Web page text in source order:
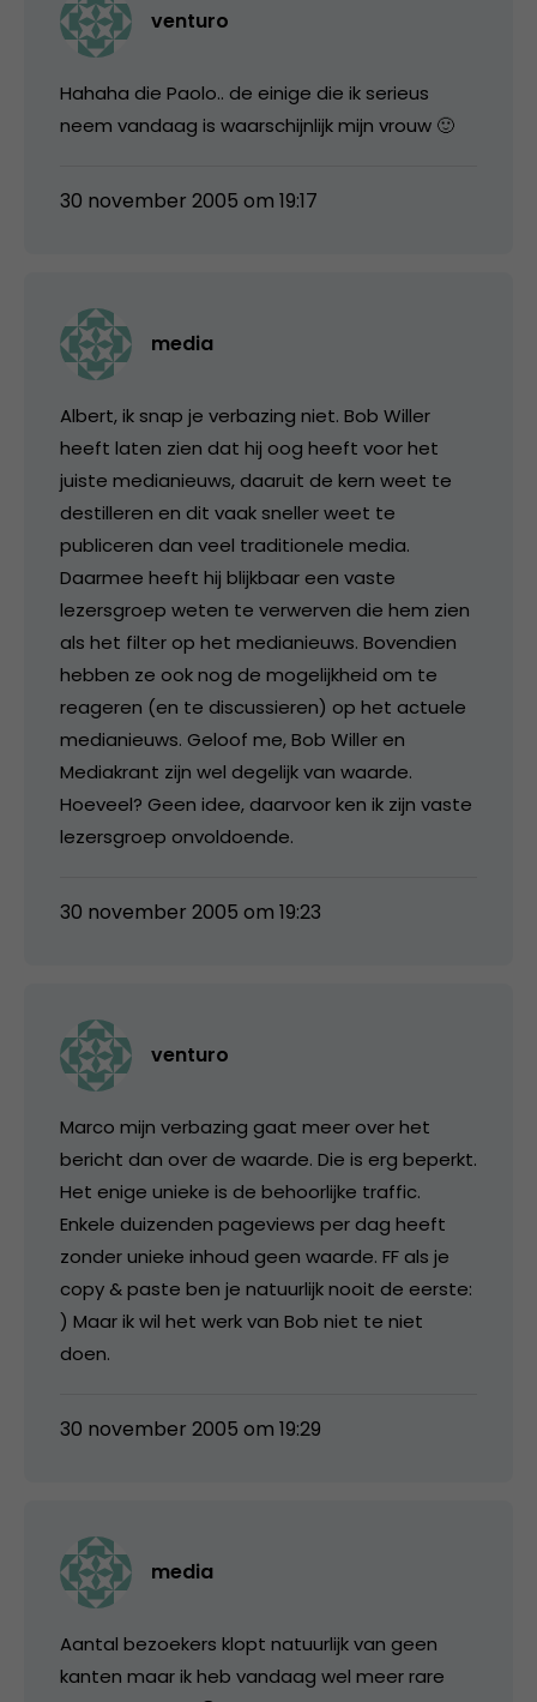
venturo
Hahaha die Paolo.. de einige die ik serieus
neem vandaag is waarschijnlijk mijn vrouw 🙂
30 november 2005 om 19:17
media
Albert, ik snap je verbazing niet. Bob Willer
heeft laten zien dat hij oog heeft voor het
juiste medianieuws, daaruit de kern weet te
destilleren en dit vaak sneller weet te
publiceren dan veel traditionele media.
Daarmee heeft hij blijkbaar een vaste
lezersgroep weten te verwerven die hem zien
als het filter op het medianieuws. Bovendien
hebben ze ook nog de mogelijkheid om te
reageren (en te discussieren) op het actuele
medianieuws. Geloof me, Bob Willer en
Mediakrant zijn wel degelijk van waarde.
Hoeveel? Geen idee, daarvoor ken ik zijn vaste
lezersgroep onvoldoende.
30 november 2005 om 19:23
venturo
Marco mijn verbazing gaat meer over het
bericht dan over de waarde. Die is erg beperkt.
Het enige unieke is de behoorlijke traffic.
Enkele duizenden pageviews per dag heeft
zonder unieke inhoud geen waarde. FF als je
copy & paste ben je natuurlijk nooit de eerste:
) Maar ik wil het werk van Bob niet te niet
doen.
30 november 2005 om 19:29
media
Aantal bezoekers klopt natuurlijk van geen
kanten maar ik heb vandaag wel meer rare